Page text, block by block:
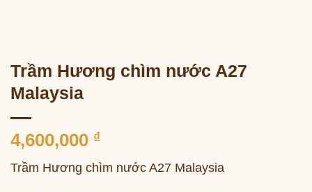
Trầm Hương chìm nước A27
Malaysia
4,600,000 ₫
Trầm Hương chìm nước A27 Malaysia